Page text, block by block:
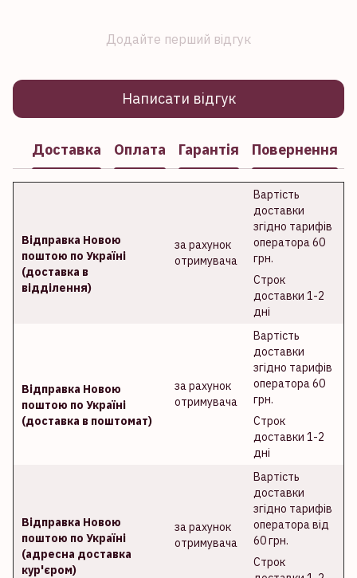
Додайте перший відгук
Написати відгук
Доставка Оплата Гарантія Повернення
Відправка Новою
поштою по Україні
(доставка в
відділення)
за рахунок
отримувача
Вартість
доставки
згідно тарифів
оператора 60
грн.
Строк
доставки 1-2
дні
Відправка Новою
поштою по Україні
(доставка в поштомат)
за рахунок
отримувача
Вартість
доставки
згідно тарифів
оператора 60
грн.
Строк
доставки 1-2
дні
Відправка Новою
поштою по Україні
(адресна доставка
кур'єром)
за рахунок
отримувача
Вартість
доставки
згідно тарифів
оператора від
60 грн.
Строк